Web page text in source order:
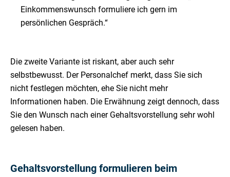
Einkommenswunsch formuliere ich gern im
persönlichen Gespräch.“
Die zweite Variante ist riskant, aber auch sehr
selbstbewusst. Der Personalchef merkt, dass Sie sich
nicht festlegen möchten, ehe Sie nicht mehr
Informationen haben. Die Erwähnung zeigt dennoch, dass
Sie den Wunsch nach einer Gehaltsvorstellung sehr wohl
gelesen haben.
Gehaltsvorstellung formulieren beim